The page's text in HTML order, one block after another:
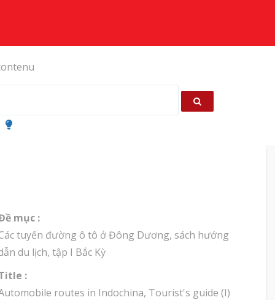
mục :
tuyến đường ô tô ở Đông Dương, sách hướng
du lịch, tập I Bắc Kỳ
:
routes in Indochina, Tourist's guide (I)